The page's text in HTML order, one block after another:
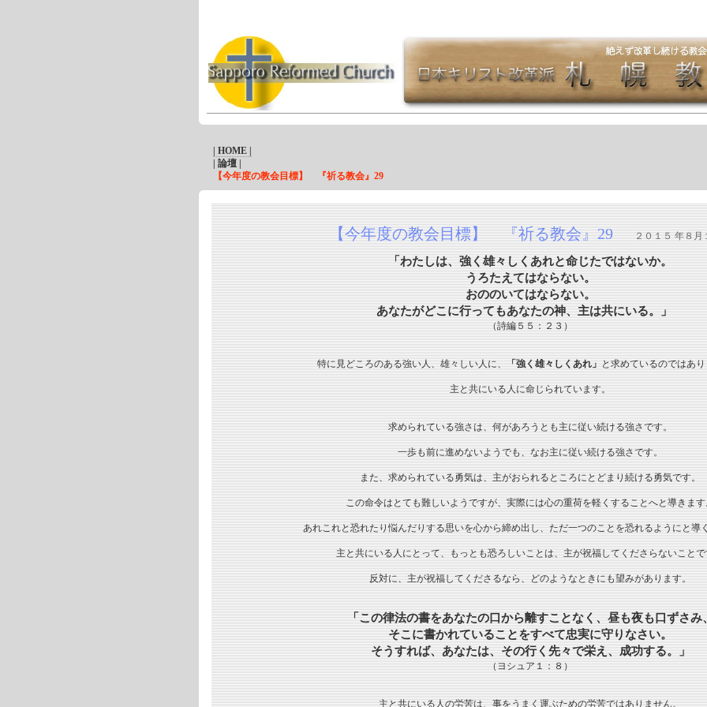
| HOME |
| 論壇 |
【今年度の教会目標】 『祈る教会』29
【今年度の教会目標】 『祈る教会』29 ２０１５ 年８月
「わたしは、強く雄々しくあれと命じたではないか。
うろたえてはならない。
おののいてはならない。
あなたがどこに行ってもあなたの神、主は共にいる。」
（詩編５５：２３）
特に見どころのある強い人、雄々しい人に、「強く雄々しくあれ」と求めているのではあ
主と共にいる人に命じられています。
求められている強さは、何があろうとも主に従い続ける強さです。
一歩も前に進めないようでも、なお主に従い続ける強さです。
また、求められている勇気は、主がおられるところにとどまり続ける勇気です。
この命令はとても難しいようですが、実際には心の重荷を軽くすることへと導きま
あれこれと恐れたり悩んだりする思いを心から締め出し、ただ一つのことを恐れるようにと導
主と共にいる人にとって、もっとも恐ろしいことは、主が祝福してくださらないこと
反対に、主が祝福してくださるなら、どのようなときにも望みがあります。
「この律法の書をあなたの口から離すことなく、昼も夜も口ずさみ
そこに書かれていることをすべて忠実に守りなさい。
そうすれば、あなたは、その行く先々で栄え、成功する。」
（ヨシュア１：８）
主と共にいる人の労苦は、事をうまく運ぶための労苦ではありません。